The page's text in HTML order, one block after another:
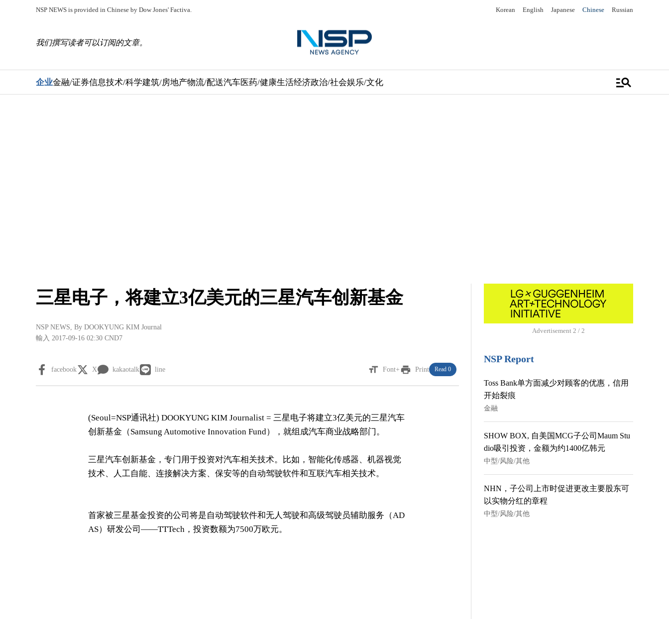
NSP NEWS is provided in Chinese by Dow Jones' Factiva. Korean English Japanese Chinese Russian
我们撰写读者可以订阅的文章。
企业金融/证券信息技术/科学建筑/房地产物流/配送汽车医药/健康生活经济政治/社会娱乐/文化 manage_search
三星电子，将建立3亿美元的三星汽车创新基金
NSP NEWS, By DOOKYUNG KIM Journal
輸入 2017-09-16 02:30 CND7
facebook X kakaotalk line format_size Font+ print Print Read 0
(Seoul= NSP通讯社) DOOKYUNG KIM Journalist = 三星电子将建立3亿美元的三星汽车
创新基金（Samsung Automotive Innovation Fund），就组成汽车商业战略部门。
三星汽车创新基金，专门用于投资对汽车相关技术。比如，智能化传感器、机器视觉
技术、人工自能、连接解决方案、保安等的自动驾驶软件和互联汽车相关技术。
首家被三星基金投资的公司将是自动驾驶软件和无人驾驶和高级驾驶员辅助服务（AD
AS）研发公司——TTTech，投资数额为7500万欧元。
Advertisement 1 / 2
NSP Report
Toss Bank单方面减少对顾客的优惠，信用
开始裂痕
金融
SHOW BOX, 自美国MCG子公司Maum Stu
dio吸引投资，金额为约1400亿韩元
中型/风险/其他
NHN，子公司上市时促进更改主要股东可
以实物分红的章程
中型/风险/其他